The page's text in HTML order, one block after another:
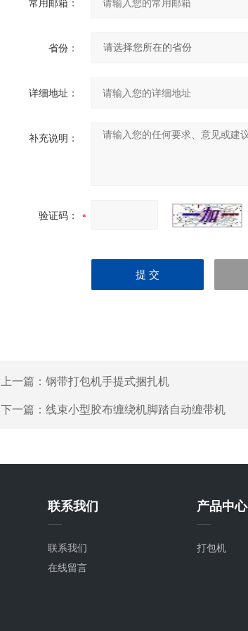
常用邮箱：
省份：
详细地址：
补充说明：
验证码：
上一篇： 钢带打包机手提式捆扎机
下一篇： 线束小型胶布缠绕机脚踏自动缠带机
联系我们
联系我们
在线留言
产品中心
打包机